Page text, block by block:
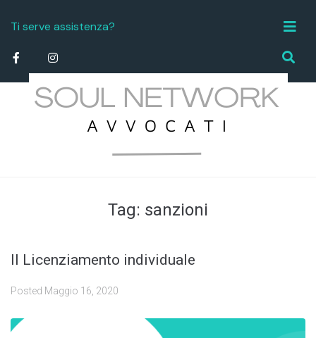
Ti serve assistenza?
info.studiolegale@soulnetworktorino.it
Tag: sanzioni
Il Licenziamento individuale
Posted Maggio 16, 2020